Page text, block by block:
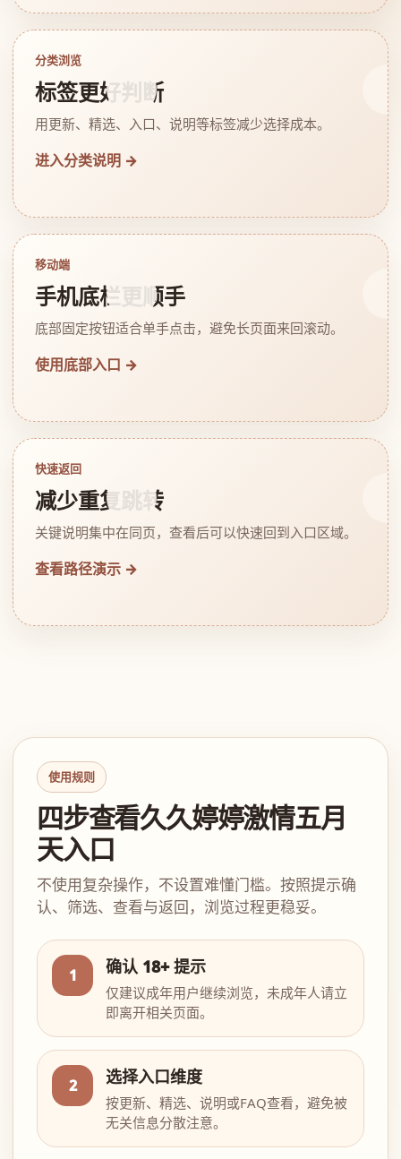
分类浏览
标签更好判断
用更新、精选、入口、说明等标签减少选择成本。
进入分类说明 →
移动端
手机底栏更顺手
底部固定按钮适合单手点击，避免长页面来回滚动。
使用底部入口 →
快速返回
减少重复跳转
关键说明集中在同页，查看后可以快速回到入口区域。
查看路径演示 →
使用规则
四步查看久久婷婷激情五月
天入口
不使用复杂操作，不设置难懂门槛。按照提示确
认、筛选、查看与返回，浏览过程更稳妥。
1 确认 18+ 提示
仅建议成年用户继续浏览，未成年人请立
即离开相关页面。
2 选择入口维度
按更新、精选、说明或FAQ查看，避免被
无关信息分散注意。